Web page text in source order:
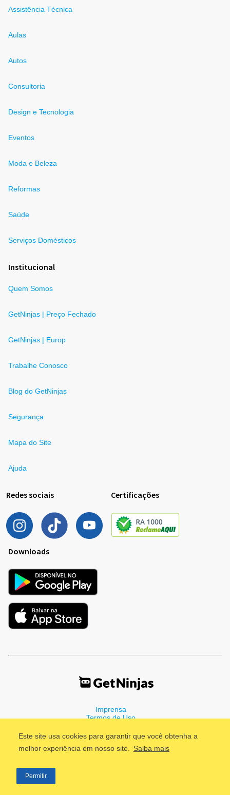
Este site usa cookies para garantir que você obtenha a
melhor experiência em nosso site. Saiba mais
Permitir
Assistência Técnica
Aulas
Autos
Consultoria
Design e Tecnologia
Eventos
Moda e Beleza
Reformas
Saúde
Serviços Domésticos
Institucional
Quem Somos
GetNinjas | Preço Fechado
GetNinjas | Europ
Trabalhe Conosco
Blog do GetNinjas
Segurança
Mapa do Site
Ajuda
Redes sociais Certificações
Downloads
Imprensa
Termos de Uso
©2011 - 2026, GetNinjas LTDA. CNPJ 55.744.877/0001-89 - Rua
Dr. Fernandes Coelho, 85 - 3º andar - São Paulo/SP - Brasil